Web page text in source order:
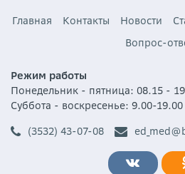
Главная Контакты Новости
Вопрос-
Режим работы
Понедельник - пятница: 08.15 -
Суббота - воскресенье: 9.00-19.00
(3532) 43-07-08